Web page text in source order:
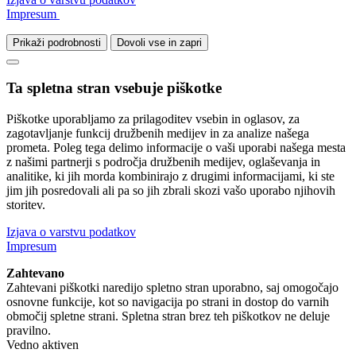
Impresum
Prikaži podrobnosti Dovoli vse in zapri
Ta spletna stran vsebuje piškotke
Piškotke uporabljamo za prilagoditev vsebin in oglasov, za
zagotavljanje funkcij družbenih medijev in za analize našega
prometa. Poleg tega delimo informacije o vaši uporabi našega mesta
z našimi partnerji s področja družbenih medijev, oglaševanja in
analitike, ki jih morda kombinirajo z drugimi informacijami, ki ste
jim jih posredovali ali pa so jih zbrali skozi vašo uporabo njihovih
storitev.
Izjava o varstvu podatkov
Impresum
Zahtevano
Zahtevani piškotki naredijo spletno stran uporabno, saj omogočajo
osnovne funkcije, kot so navigacija po strani in dostop do varnih
območij spletne strani. Spletna stran brez teh piškotkov ne deluje
pravilno.
Vedno aktiven